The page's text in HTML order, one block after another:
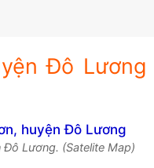
Đô Lương
Lương. (Satelite Map)